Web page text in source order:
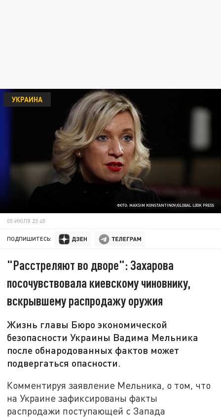
ФОТО: MAKSIM KONSTANTINOV/GLOBAL LOOK PRESS
УКРАИНА
05 ИЮЛЯ 23:45
ПОДПИШИТЕСЬ:
"Расстреляют во дворе": Захарова
посочувствовала киевскому чиновнику,
вскрывшему распродажу оружия
Жизнь главы Бюро экономической
безопасности Украины Вадима Мельника
после обнародованных фактов может
подвергаться опасности.
Комментируя заявление Мельника, о том, что
на Украине зафиксированы факты
распродажи поступающей с Запада